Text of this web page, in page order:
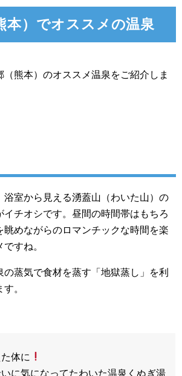
本）でオススメの温泉
（熊本）のオススメ温泉をご紹介しま
浴室から見える湧蓋山（わいた山）の
イチオシです。昼間の時間帯はもちろ
眺めながらのロマンチックな時間を楽
すね。
蒸気で食材を蒸す「地獄蒸し」を利
。
体に
に気になってたわいた温泉くぬぎ湯